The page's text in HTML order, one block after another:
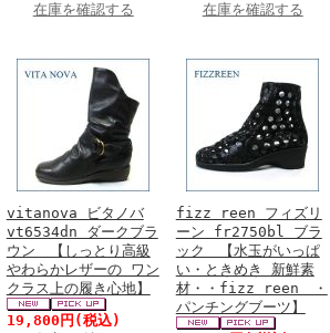
在庫を確認する
在庫を確認する
vitanova ビタノバ
vt6534dn ダークブラ
ウン 【しっとり高級
やわらかレザーの ワン
クラス上の履き心地】
19,800円 (税込)
fizz reen フィズリ
ーン fr2750bl ブラ
ック 【水玉がいっぱ
い・ときめき 新鮮素
材・・fizz reen ・
パンチングブーツ】